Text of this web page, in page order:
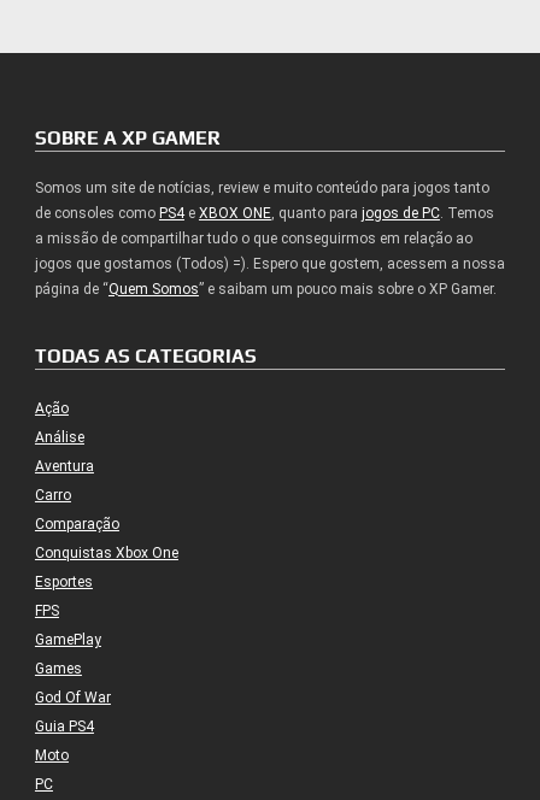
SOBRE A XP GAMER
Somos um site de notícias, review e muito conteúdo para jogos tanto
de consoles como PS4e XBOX ONE, quanto para jogos de PC. Temos
a missão de compartilhar tudo o que conseguirmos em relação ao
jogos que gostamos (Todos) =). Espero que gostem, acessem a nossa
página de “Quem Somos” e saibam um pouco mais sobre o XP Gamer.
TODAS AS CATEGORIAS
Ação
Análise
Aventura
Carro
Comparação
Conquistas Xbox One
Esportes
FPS
GamePlay
Games
God Of War
Guia PS4
Moto
PC